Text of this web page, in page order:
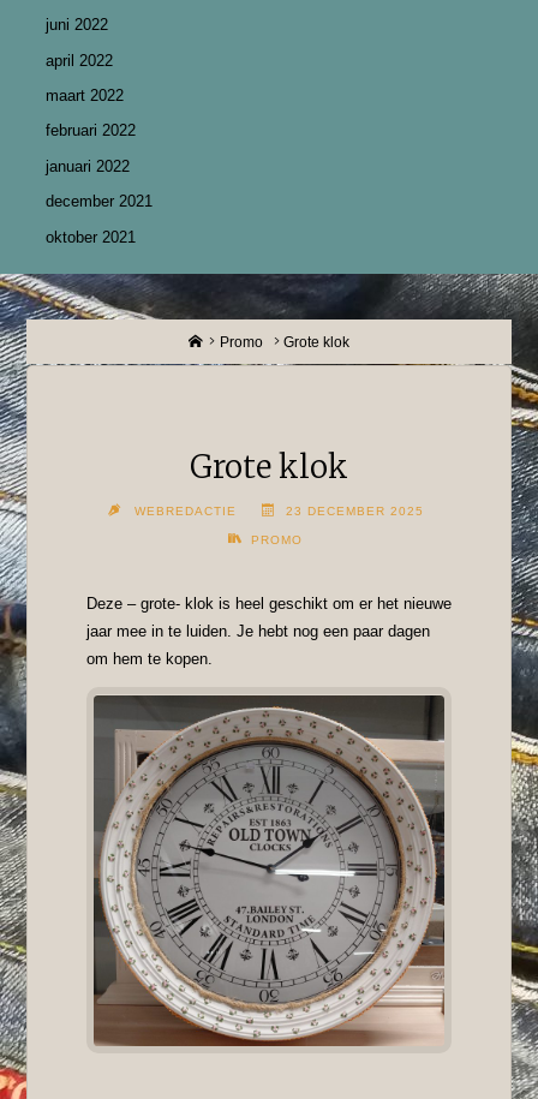
juni 2022
april 2022
maart 2022
februari 2022
januari 2022
december 2021
oktober 2021
HomePromo Grote klok
Grote klok
WEBREDACTIE 23 DECEMBER 2025
PROMO
Deze – grote- klok is heel geschikt om er het nieuwe
jaar mee in te luiden. Je hebt nog een paar dagen
om hem te kopen.